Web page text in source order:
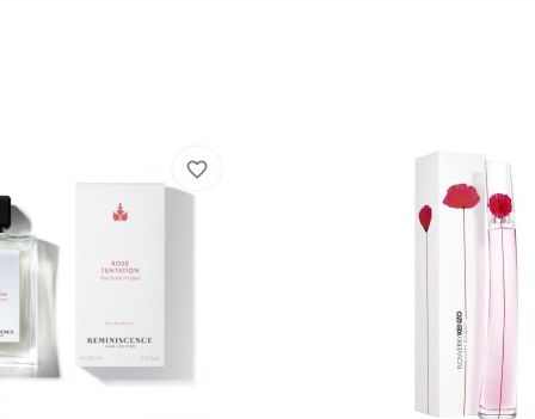
favorite_border